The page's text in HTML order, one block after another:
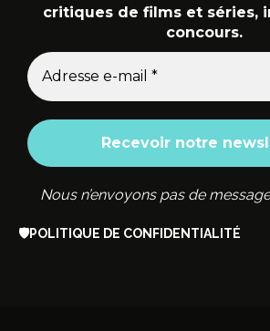
critiques de films et séries,
concours.
Nous n’envoyons pas de
🛡️POLITIQUE DE CONFIDENTIALITÉ